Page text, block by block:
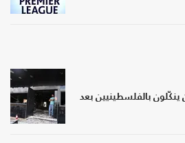
بالفلسطينيين بعد